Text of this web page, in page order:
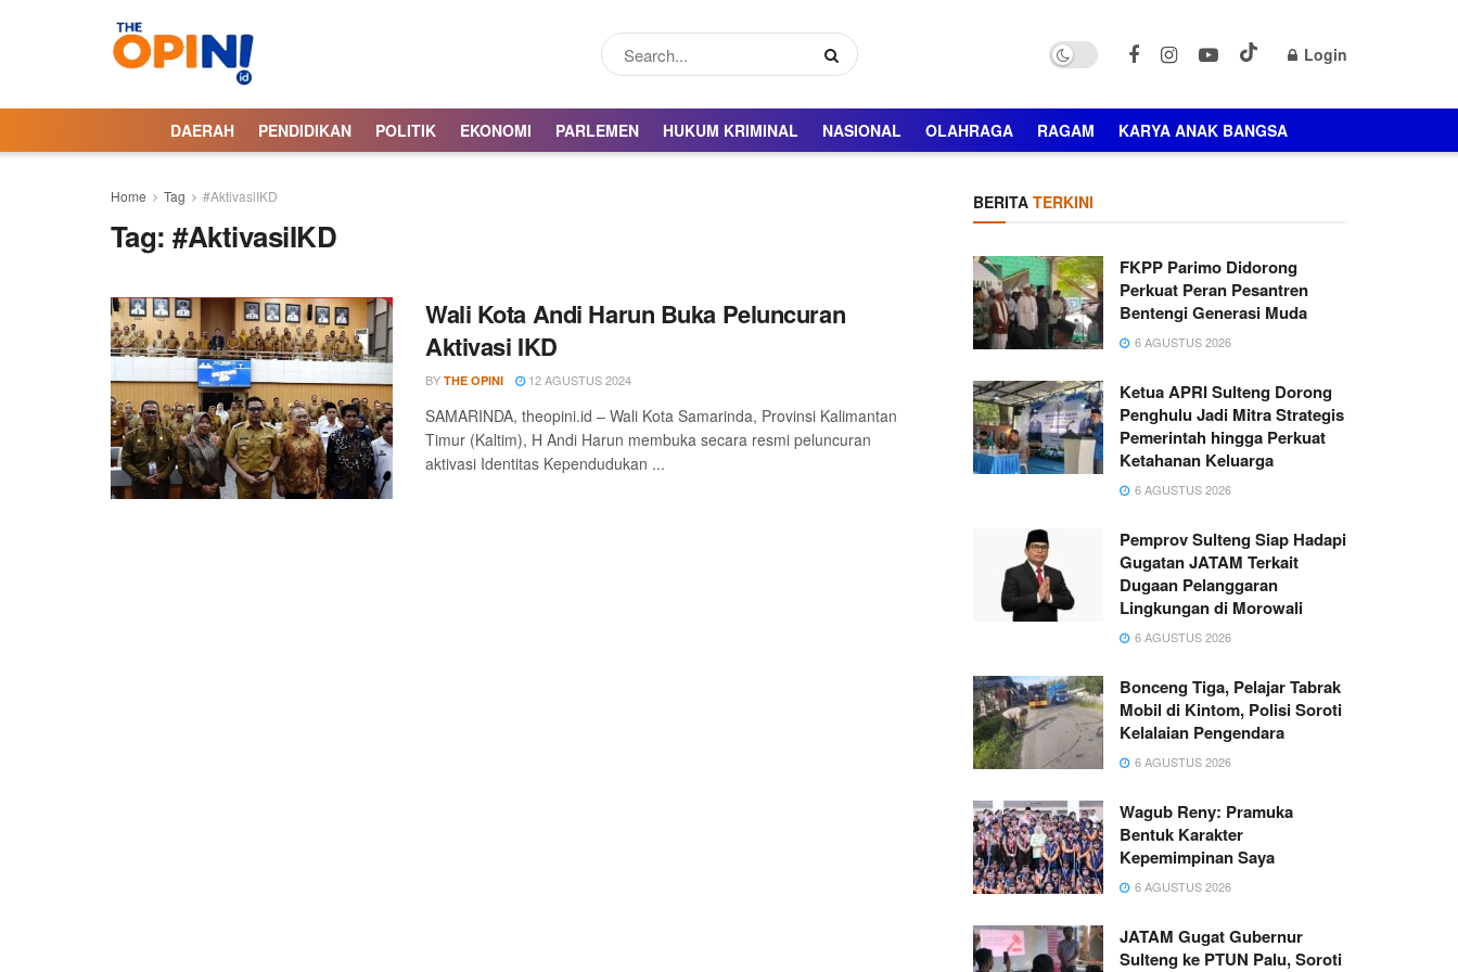
Login
DAERAH PENDIDIKAN POLITIK EKONOMI PARLEMEN HUKUM KRIMINAL NASIONAL OLAHRAGA RAGAM KARYA ANAK BANGSA
Home Tag #AktivasiIKD
Tag:#AktivasiIKD
Wali Kota Andi Harun Buka Peluncuran
Aktivasi IKD
BY THE OPINI 12 AGUSTUS 2024
SAMARINDA, theopini.id – Wali Kota Samarinda, Provinsi Kalimantan
Timur (Kaltim), H Andi Harun membuka secara resmi peluncuran
aktivasi Identitas Kependudukan ...
BERITA TERKINI
FKPP Parimo Didorong
Perkuat Peran Pesantren
Bentengi Generasi Muda
6 AGUSTUS 2026
Ketua APRI Sulteng Dorong
Penghulu Jadi Mitra Strategis
Pemerintah hingga Perkuat
Ketahanan Keluarga
6 AGUSTUS 2026
Pemprov Sulteng Siap Hadapi
Gugatan JATAM Terkait
Dugaan Pelanggaran
Lingkungan di Morowali
6 AGUSTUS 2026
Bonceng Tiga, Pelajar Tabrak
Mobil di Kintom, Polisi Soroti
Kelalaian Pengendara
6 AGUSTUS 2026
Wagub Reny: Pramuka
Bentuk Karakter
Kepemimpinan Saya
6 AGUSTUS 2026
JATAM Gugat Gubernur
Sulteng ke PTUN Palu, Soroti